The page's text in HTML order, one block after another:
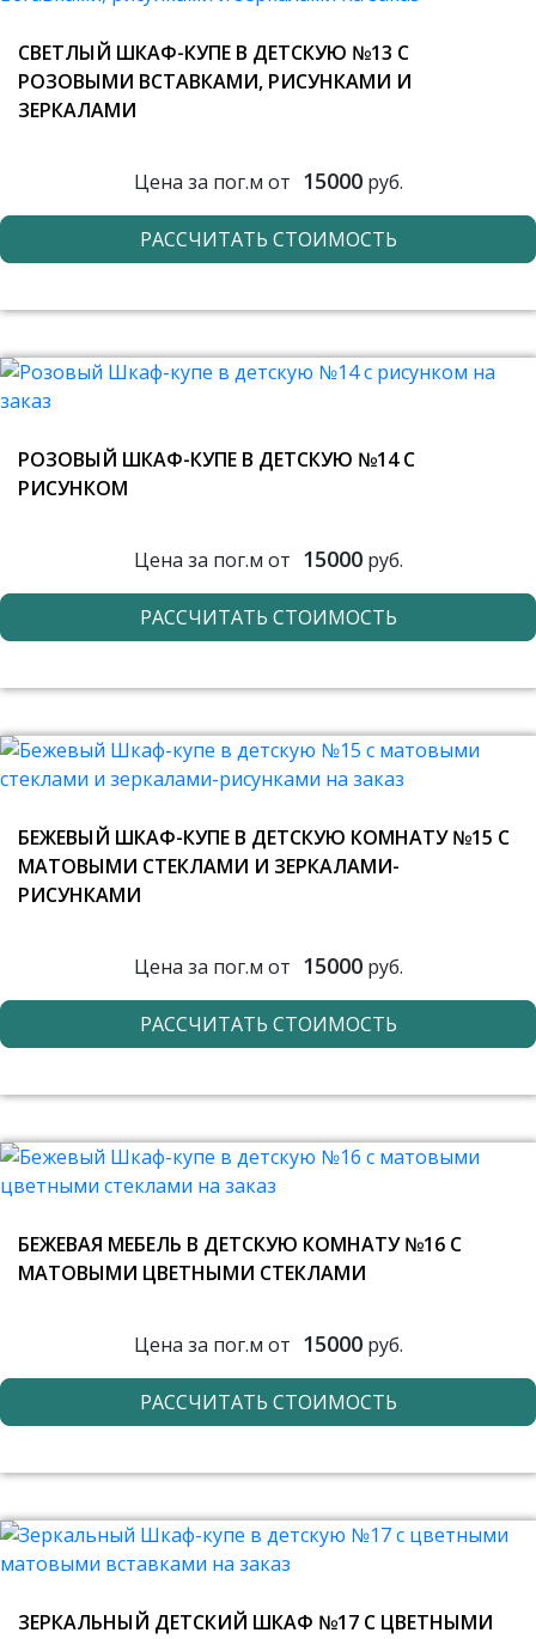
СВЕТЛЫЙ ШКАФ-КУПЕ В ДЕТСКУЮ №13 С
РОЗОВЫМИ ВСТАВКАМИ, РИСУНКАМИ И
ЗЕРКАЛАМИ
Цена за пог.м от 15000руб.
РАССЧИТАТЬ СТОИМОСТЬ
РОЗОВЫЙ ШКАФ-КУПЕ В ДЕТСКУЮ №14 С
РИСУНКОМ
Цена за пог.м от 15000руб.
РАССЧИТАТЬ СТОИМОСТЬ
БЕЖЕВЫЙ ШКАФ-КУПЕ В ДЕТСКУЮ КОМНАТУ №15 С
МАТОВЫМИ СТЕКЛАМИ И ЗЕРКАЛАМИ-
РИСУНКАМИ
Цена за пог.м от 15000руб.
РАССЧИТАТЬ СТОИМОСТЬ
БЕЖЕВАЯ МЕБЕЛЬ В ДЕТСКУЮ КОМНАТУ №16 С
МАТОВЫМИ ЦВЕТНЫМИ СТЕКЛАМИ
Цена за пог.м от 15000руб.
РАССЧИТАТЬ СТОИМОСТЬ
ЗЕРКАЛЬНЫЙ ДЕТСКИЙ ШКАФ №17 С ЦВЕТНЫМИ